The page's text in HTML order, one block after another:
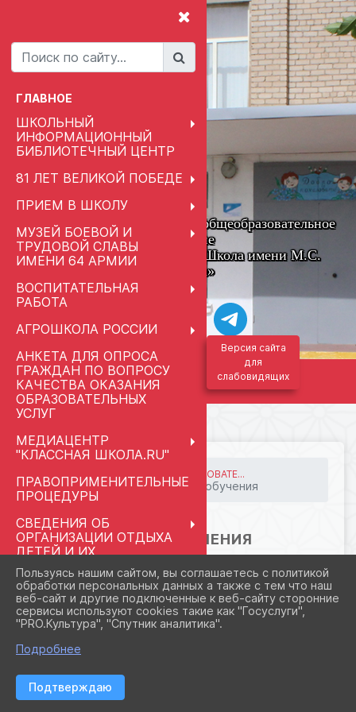
ГЛАВНОЕ
ШКОЛЬНЫЙ
ИНФОРМАЦИОННЫЙ
БИБЛИОТЕЧНЫЙ ЦЕНТР
81 ЛЕТ ВЕЛИКОЙ ПОБЕДЕ
ПРИЕМ В ШКОЛУ
МУЗЕЙ БОЕВОЙ И
ТРУДОВОЙ СЛАВЫ
ИМЕНИ 64 АРМИИ
ВОСПИТАТЕЛЬНАЯ
РАБОТА
АГРОШКОЛА РОССИИ
АНКЕТА ДЛЯ ОПРОСА
ГРАЖДАН ПО ВОПРОСУ
КАЧЕСТВА ОКАЗАНИЯ
ОБРАЗОВАТЕЛЬНЫХ
УСЛУГ
МЕДИАЦЕНТР
"КЛАССНАЯ ШКОЛА.RU"
ПРАВОПРИМЕНИТЕЛЬНЫЕ
ПРОЦЕДУРЫ
СВЕДЕНИЯ ОБ
ОРГАНИЗАЦИИ ОТДЫХА
ДЕТЕЙ И ИХ
ОЗДОРОВЛЕНИЯ
РАЗГОВОРЫ О ВАЖНОМ
МАЙ 2026
ПЕДАГОГАМ И
СОТРУДНИКАМ
МЕНТОРСТВО
ШКОЛЬНЫЙ
Версия сайта
для
слабовидящих
Муниципальное автономное общеобразовательное
учреждение
«Привольненская Средняя Школа имени М.С.
Шумилова»
ГЛАВНАЯ
СВЕДЕНИЯ ОБ ОБРАЗОВАТЕ...
04. ОБРАЗОВАНИЕ
Форма обучения
24.09.2025 16:01
ФОРМА ОБУЧЕНИЯ
Форма обучения -очная
2026 Г. ПРИВОЛЬНЕНСКАЯСШ.РФ
ВХОД
Пользуясь нашим сайтом, вы соглашаетесь с политикой
обработки персональных данных а также с тем что наш
веб-сайт и другие подключенные к веб-сайту сторонние
сервисы используют cookies такие как "Госуслуги",
"PRO.Культура", "Спутник аналитика".
Подробнее
Подтверждаю